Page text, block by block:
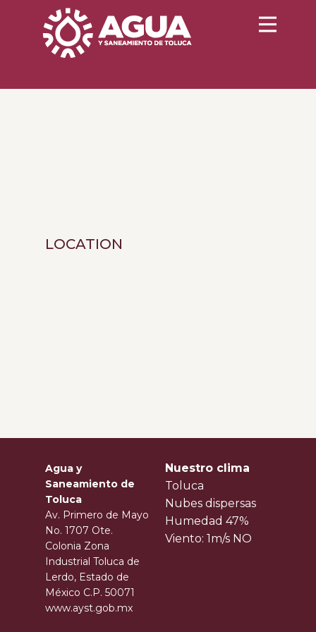
LOCATION
Agua y
Saneamiento de
Toluca
Av. Primero de Mayo
No. 1707 Ote.
Colonia Zona
Industrial Toluca de
Lerdo, Estado de
México C.P. 50071
www.ayst.gob.mx
Nuestro clima
Toluca
Nubes dispersas
Humedad 47%
Viento: 1m/s NO